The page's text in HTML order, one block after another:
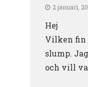
2 januari,
Hej
Vilken fin
slump.
och vill